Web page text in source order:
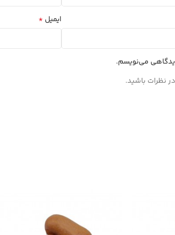
ایمیل *
دیدگاهی می‌نویسم.
نظرات باشید.